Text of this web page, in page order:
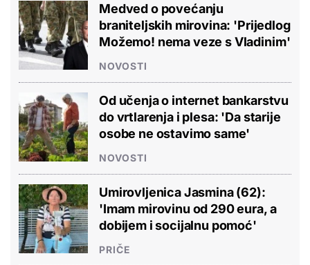
Medved o povećanju
braniteljskih mirovina: 'Prijedlog
Možemo! nema veze s Vladinim'
NOVOSTI
Od učenja o internet bankarstvu
do vrtlarenja i plesa: 'Da starije
osobe ne ostavimo same'
NOVOSTI
Umirovljenica Jasmina (62):
'Imam mirovinu od 290 eura, a
dobijem i socijalnu pomoć'
PRIČE